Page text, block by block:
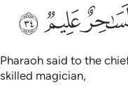
ﲸﲹ
Pharaoh said to the
skilled magician,